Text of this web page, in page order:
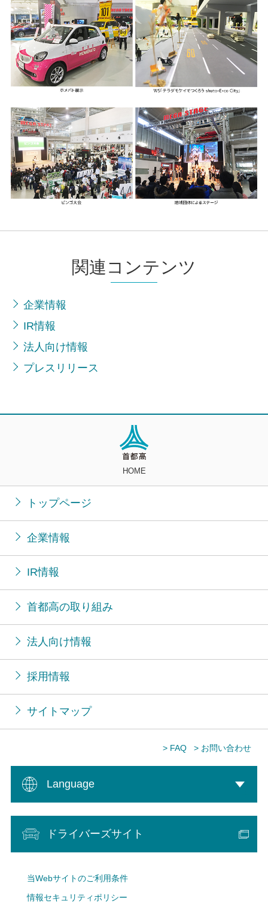
関連コンテンツ
企業情報
IR情報
法人向け情報
プレスリリース
HOME
トップページ
企業情報
IR情報
首都高の取り組み
法人向け情報
採用情報
サイトマップ
> FAQ > お問い合わせ
Language
ドライバーズサイト
当Webサイトのご利用条件
情報セキュリティポリシー